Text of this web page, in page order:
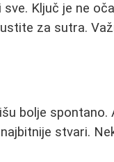
Ključ je ne
za sutra.
bolje spontano.
stvari.